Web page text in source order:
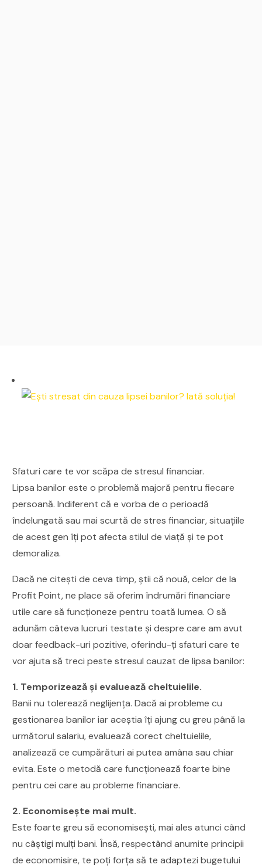
Sfaturi care te vor scăpa de stresul financiar.
Lipsa banilor este o problemă majoră pentru fiecare
persoană. Indiferent că e vorba de o perioadă
îndelungată sau mai scurtă de stres financiar, situațiile
de acest gen îți pot afecta stilul de viață și te pot
demoraliza.
Dacă ne citești de ceva timp, știi că nouă, celor de la
Profit Point, ne place să oferim îndrumări financiare
utile care să funcționeze pentru toată lumea. O să
adunăm câteva lucruri testate și despre care am avut
doar feedback-uri pozitive, oferindu-ți sfaturi care te
vor ajuta să treci peste stresul cauzat de lipsa banilor:
1. Temporizează și evaluează cheltuielile.
Banii nu tolerează neglijența. Dacă ai probleme cu
gestionarea banilor iar aceștia îți ajung cu greu până la
următorul salariu, evaluează corect cheltuielile,
analizează ce cumpărături ai putea amâna sau chiar
evita. Este o metodă care funcționează foarte bine
pentru cei care au probleme financiare.
2. Economisește mai mult.
Este foarte greu să economisești, mai ales atunci când
nu câștigi mulți bani. Însă, respectând anumite principii
de economisire, te poți forța să te adaptezi bugetului